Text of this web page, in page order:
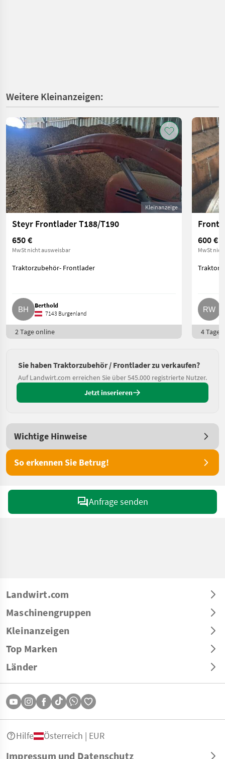
Weitere Kleinanzeigen:
Kleinanzeige
Steyr Frontlader T188/T190
650 €
MwSt nicht ausweisbar
Traktorzubehör- Frontlader
Berthold
7143 Burgenland
2 Tage online
600 €
MwSt
4 Tage
Sie haben Traktorzubehör / Frontlader zu verkaufen?
Auf Landwirt.com erreichen Sie über 545.000 registrierte Nutzer.
Jetzt inserieren
Wichtige Hinweise
So erkennen Sie Betrug!
Anfrage senden
Landwirt.com
Maschinengruppen
Kleinanzeigen
Top Marken
Länder
Impressum und Datenschutz
Hilfe Österreich | EUR